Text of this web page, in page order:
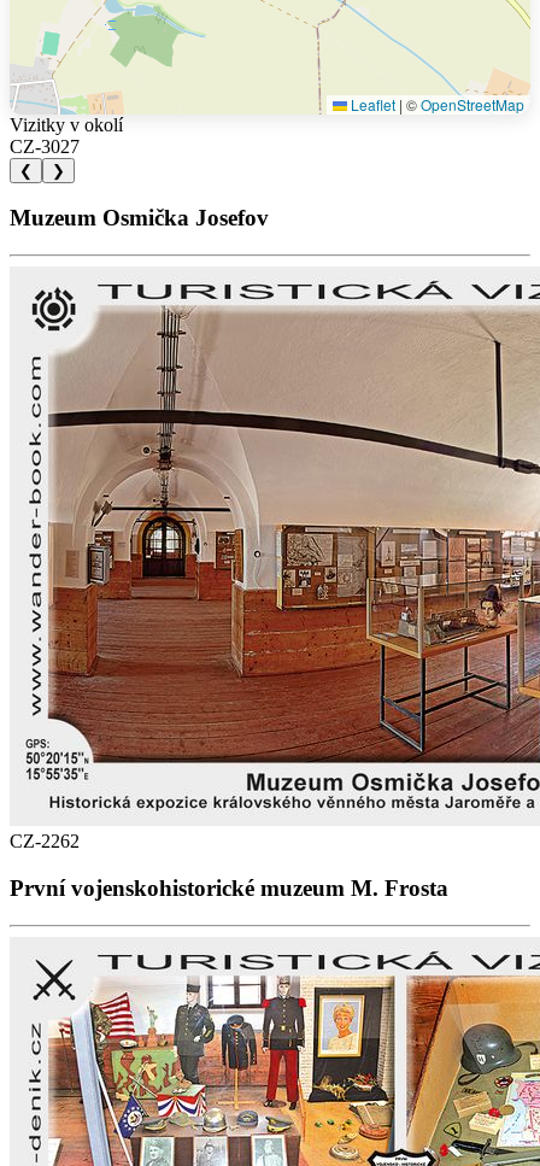
Leaflet | ©OpenStreetMap
Vizitky v okolí
CZ-3027
❮ ❯
Muzeum Osmička Josefov
CZ-2262
První vojenskohistorické muzeum M. Frosta